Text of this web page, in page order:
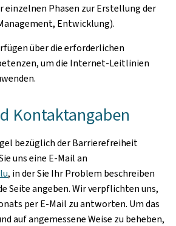
einzelnen Phasen zur Erstellung der
Entwicklung).
über die erforderlichen
um die Internet-Leitlinien
Kontaktangaben
bezüglich der Barrierefreiheit
uns eine E-Mail an
, in der Sie Ihr Problem beschreiben
Seite angeben. Wir verpflichten uns,
per E-Mail zu antworten. Um das
auf angemessene Weise zu beheben,